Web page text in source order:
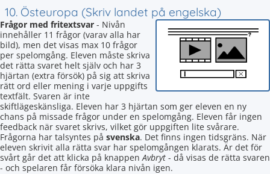
10. Östeuropa (Skriv landet på engelska)
Frågor med fritextsvar - Nivån
innehåller 11 frågor (varav alla har
bild), men det visas max 10 frågor
per spelomgång. Eleven måste skriva
det rätta svaret helt själv och har 3
hjärtan (extra försök) på sig att skriva
rätt ord eller mening i varje uppgifts
textfält. Svaren är inte
skiftlägeskänsliga. Eleven har 3 hjärtan som ger eleven en ny
chans på missade frågor under en spelomgång. Eleven får ingen
feedback när svaret skrivs, vilket gör uppgiften lite svårare.
Frågorna har talsyntes på svenska. Det finns ingen tidsgräns. När
eleven skrivit alla rätta svar har spelomgången klarats. Är det för
svårt går det att klicka på knappenAvbryt - då visas de rätta svaren
- och spelaren får försöka klara nivån igen.